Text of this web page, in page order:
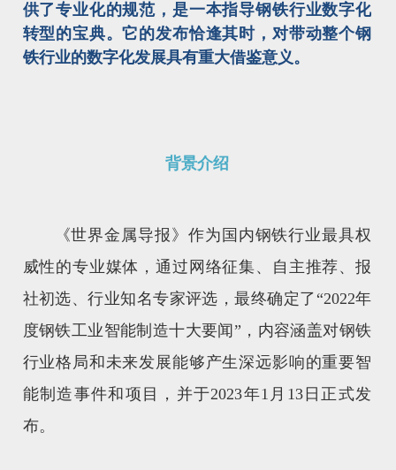
供了专业化的规范，是一本指导钢铁行业数字化
转型的宝典。它的发布恰逢其时，对带动整个钢
铁行业的数字化发展具有重大借鉴意义。
背景介绍
《世界金属导报》作为国内钢铁行业最具权
威性的专业媒体，通过网络征集、自主推荐、报
社初选、行业知名专家评选，最终确定了“2022年
度钢铁工业智能制造十大要闻”，内容涵盖对钢铁
行业格局和未来发展能够产生深远影响的重要智
能制造事件和项目，并于2023年1月13日正式发
布。